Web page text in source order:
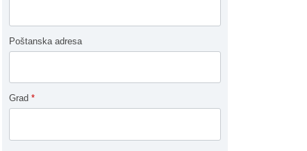
Poštanska adresa
Grad *